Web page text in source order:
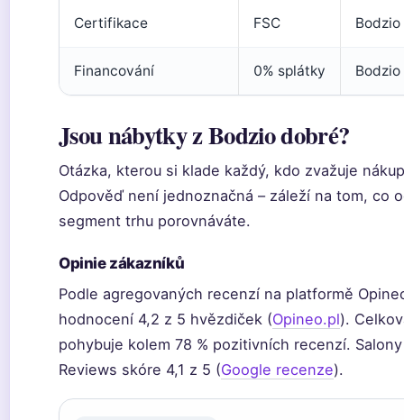
Certifikace FSC Bodzio
Financování 0% splátky Bodzio
Jsou nábytky z Bodzio dobré?
Otázka, kterou si klade každý, kdo zvažuje
Odpověď není jednoznačná – záleží na tom, co
segment trhu porovnáváte.
Opinie zákazníků
Podle agregovaných recenzí na platformě
hodnocení 4,2 z 5 hvězdiček (Opineo.pl).
pohybuje kolem 78 % pozitivních recenzí.
Reviews skóre 4,1 z 5 (Google recenze).